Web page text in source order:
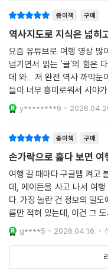
종이책 구매
역사지도로 지식은 넓히
요즘 유튜브로 여행 영상 많
넘기면서 읽는 '글'의 힘은
데 와... 저 완전 역사 까막눈
들이 너무 흥미로워서 시야
펼쳐놓고 '이 도시 가면 이
벌써 비행기 탄 것 같아요.
y********9
종이책 구매
손가락으로 훑다 보면 여
여행 갈 때마다 구글맵 켜고
데, 에이든을 사고 나서 여
다. 가장 놀란 건 정보의 밀도
름만 적혀 있는데, 이건 그
유래가 작은 글씨로 빼곡하
고 손가락으로 짚어보면서
쏠해요. 굳이 검색하지 않아
g****5 2026.04.16.